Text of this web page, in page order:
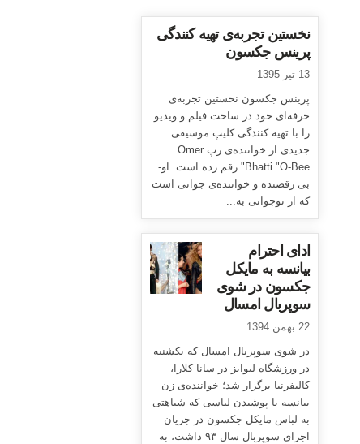
نخستین تجربه‌ی تهیه کنندگی
پرینس جکسون
13 تیر 1395
پرینس جکسون نخستین تجربه‌ی
حرفه‌ای خود در ساخت فیلم و ویدیو
را با تهیه کنندگی کلیپ موسیقی
جدیدی از خواننده‌ی رپ Omer
Bhatti "O-Bee" رقم زده است. او-
بی رقصنده و خواننده‌ی جوانی است
که از نوجوانی به...
ادای احترام
بیانسه به مایکل
جکسون در شوی
سوپربال امسال
22 بهمن 1394
در شوی سوپربال امسال که یکشنبه
در ورزشگاه لیوایز در سانا کلارا،
کالیفرنیا برگزار شد؛ خواننده‌ی زن
بیانسه با پوشیدن لباسی که شباهتی
به لباس مایکل جکسون در جریان
اجرای سوپربال سال ۹۳ داشت، به